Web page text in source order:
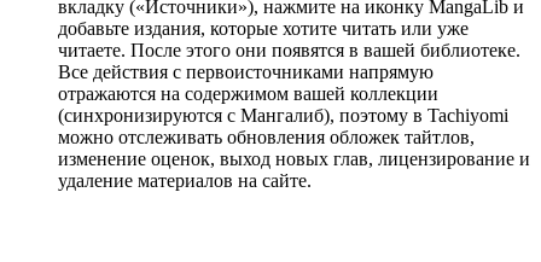
вкладку («Источники»), нажмите на иконку MangaLib и
добавьте издания, которые хотите читать или уже
читаете. После этого они появятся в вашей библиотеке.
Все действия с первоисточниками напрямую
отражаются на содержимом вашей коллекции
(синхронизируются с Мангалиб), поэтому в Tachiyomi
можно отслеживать обновления обложек тайтлов,
изменение оценок, выход новых глав, лицензирование и
удаление материалов на сайте.